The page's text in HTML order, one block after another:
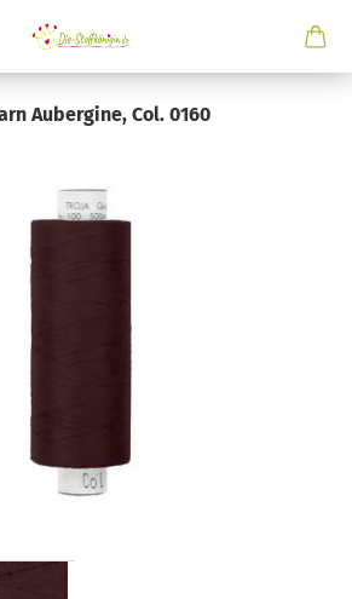
Aubergine, Col. 0160